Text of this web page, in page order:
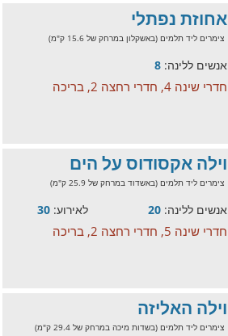
אחוזת נפתלי
צימרים ליד תלמים (באשקלון במרחק של 15.6 ק"מ)
אנשים ללינה: 8
חדרי שינה 4, חדרי רחצה 2, בריכה
וילה אקסודוס על הים
צימרים ליד תלמים (באשדוד במרחק של 25.9 ק"מ)
אנשים ללינה: 20 לאירוע: 30
חדרי שינה 5, חדרי רחצה 2, בריכה
וילה האליזה
צימרים ליד תלמים (בשדות מיכה במרחק של 29.4 ק"מ)